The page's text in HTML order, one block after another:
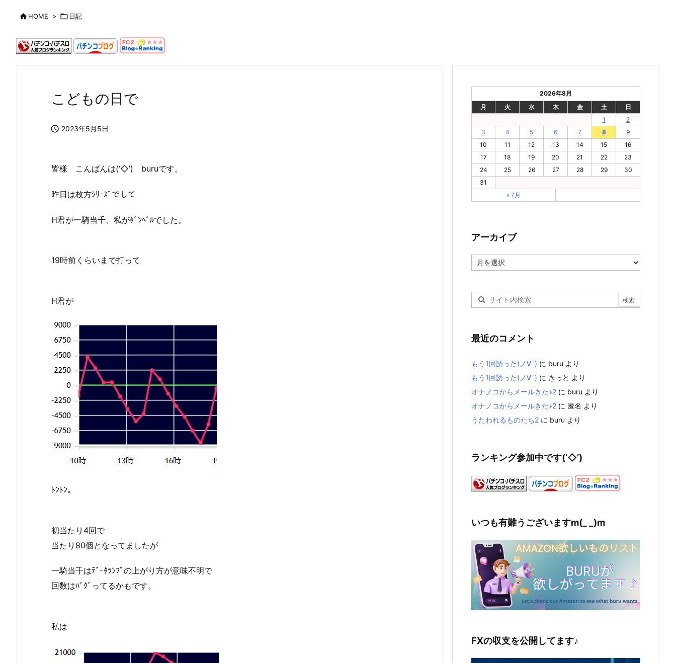
HOME >  日記
こどもの日で
 2023年5月5日
皆様 こんばんは(‘◇’)ゞburuです。
昨日は枚方ｼﾘｰｽﾞでして
H君が一騎当千、私がﾀﾞﾝﾍﾞﾙでした。
19時前くらいまで打って
H君が
ﾄﾝﾄﾝ。
初当たり4回で
当たり80個となってましたが
一騎当千はﾃﾞｰﾀﾗﾝﾌﾟの上がり方が意味不明で
回数はﾊﾞｸﾞってるかもです。
私は
2026年8月
月
火 水 木 金 土
日
1
2
3
4 5 6 7 8
9
10
11 12 13 14 15
16
17
18 19 20 21 22
23
24
25 26 27 28 29
30
31
« 7月
アーカイブ
ー
最近のコメント
もう1回誘った(ノ∀`) に buru より
もう1回誘った(ノ∀`) に きっと より
オナノコからメールきた♪2 に buru より
オナノコからメールきた♪2 に 匿名 より
うたわれるものたち2 に buru より
ランキング参加中です(‘◇’)ゞ
いつも有難うございますm(_ _)m
FXの収支を公開してます♪